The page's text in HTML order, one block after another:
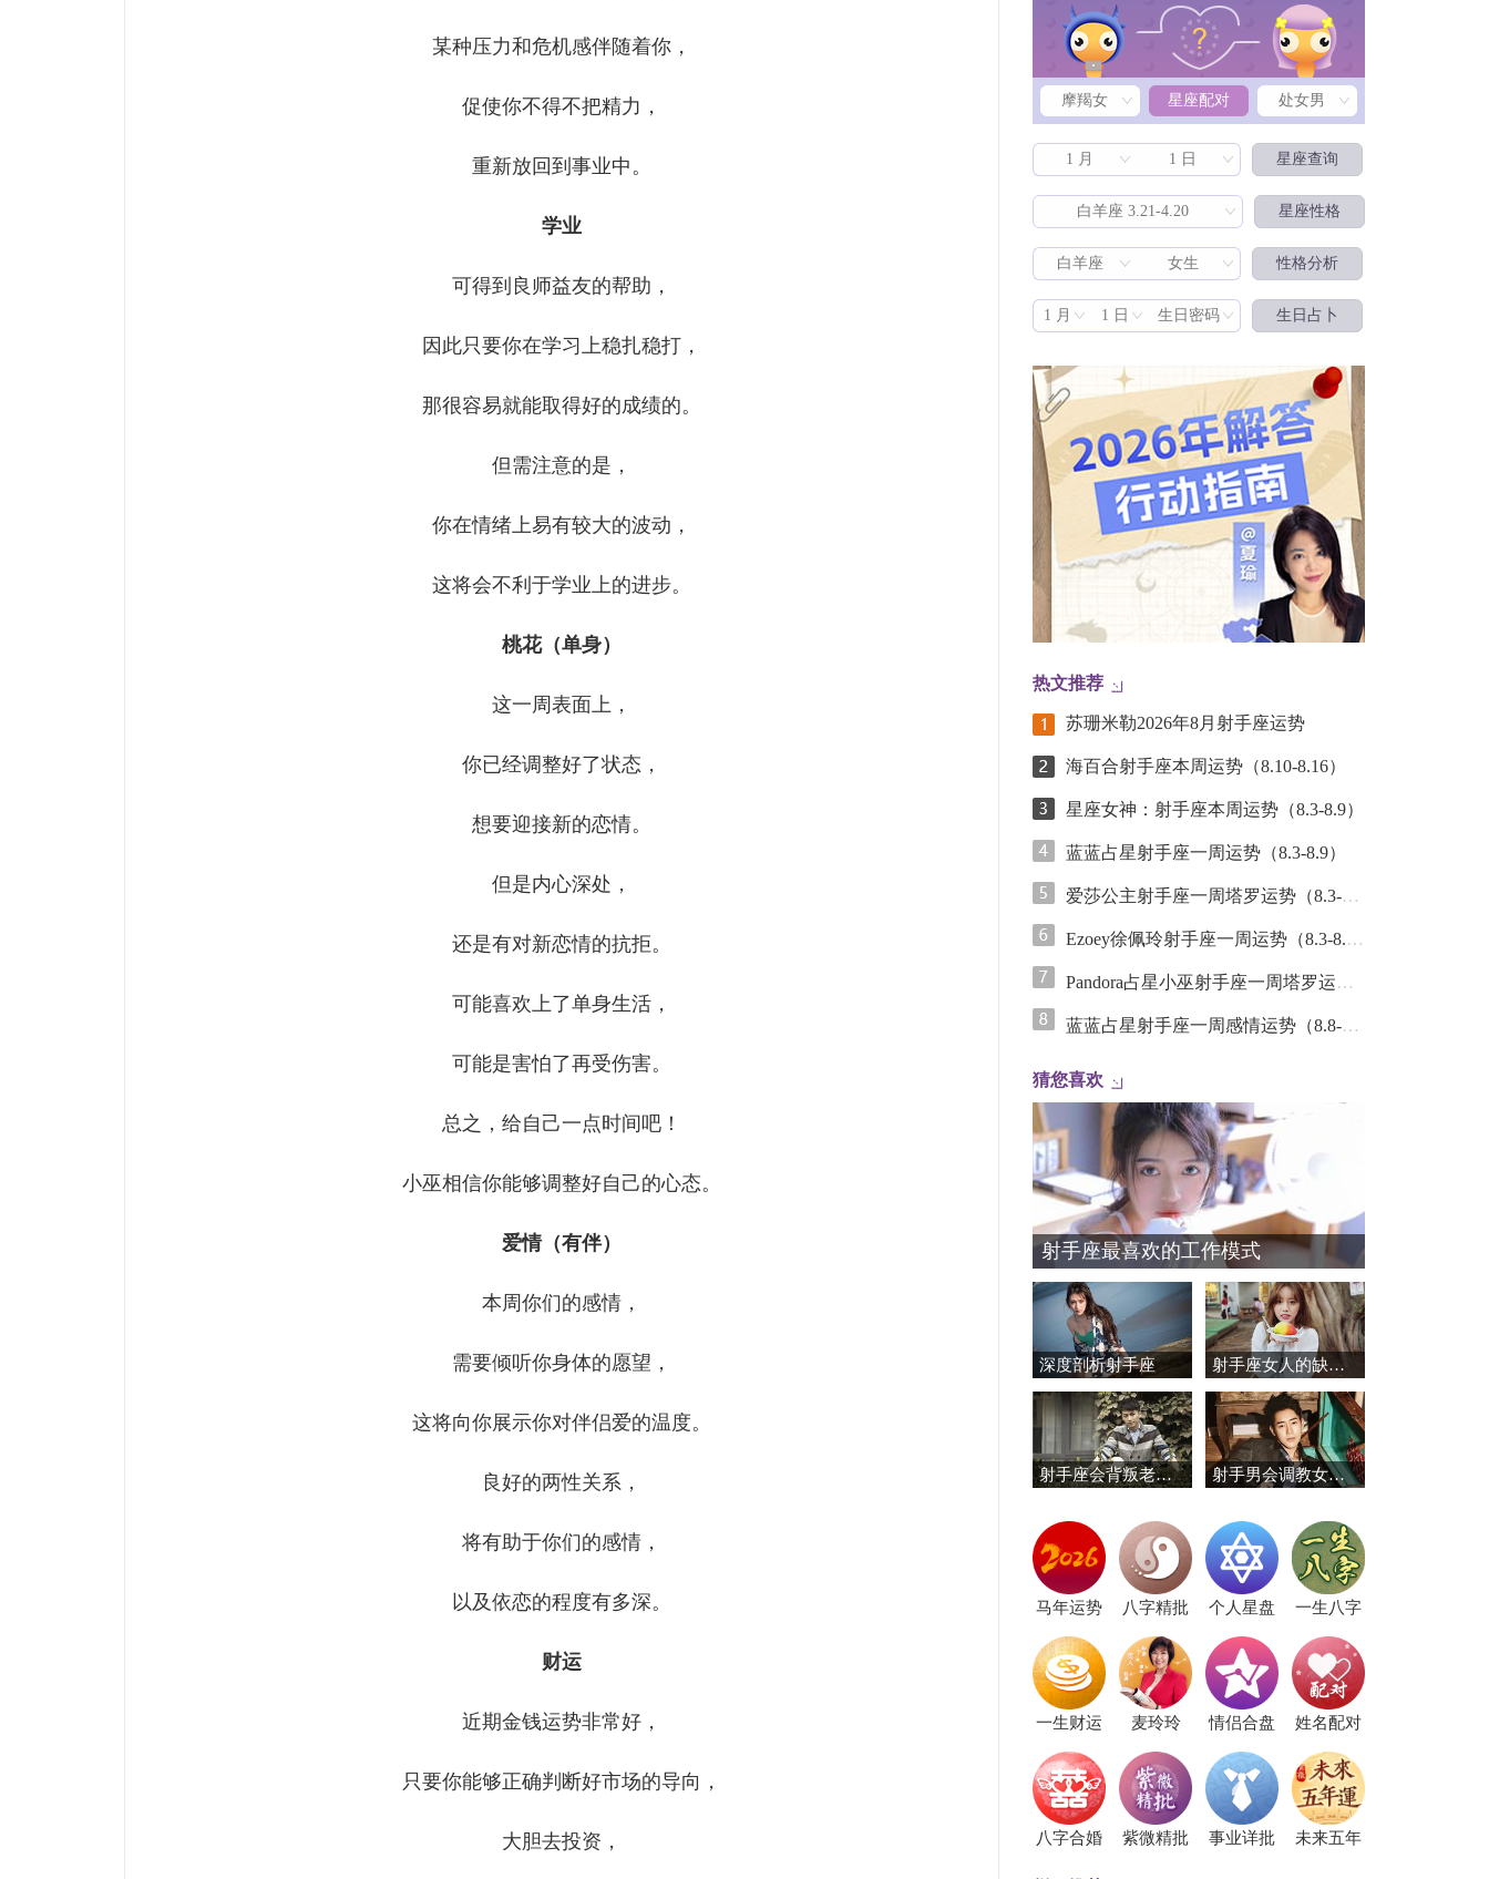
某种压力和危机感伴随着你，
促使你不得不把精力，
重新放回到事业中。
学业
可得到良师益友的帮助，
因此只要你在学习上稳扎稳打，
那很容易就能取得好的成绩的。
但需注意的是，
你在情绪上易有较大的波动，
这将会不利于学业上的进步。
桃花（单身）
这一周表面上，
你已经调整好了状态，
想要迎接新的恋情。
但是内心深处，
还是有对新恋情的抗拒。
可能喜欢上了单身生活，
可能是害怕了再受伤害。
总之，给自己一点时间吧！
小巫相信你能够调整好自己的心态。
爱情（有伴）
本周你们的感情，
需要倾听你身体的愿望，
这将向你展示你对伴侣爱的温度。
良好的两性关系，
将有助于你们的感情，
以及依恋的程度有多深。
财运
近期金钱运势非常好，
只要你能够正确判断好市场的导向，
大胆去投资，
星座配对
摩羯女 星座配对 处女男
1 月 1 日 星座查询
白羊座 3.21-4.20 星座性格
白羊座 女生 性格分析
1 月 1 日 生日密码 生日占卜
热文推荐
苏珊米勒2026年8月射手座运势
海百合射手座本周运势（8.10-8.16）
星座女神：射手座本周运势（8.3-8.9）
蓝蓝占星射手座一周运势（8.3-8.9）
爱莎公主射手座一周塔罗运势（8.3-8.9）
Ezoey徐佩玲射手座一周运势（8.3-8.9）
Pandora占星小巫射手座一周塔罗运势（8.3-8.9）
蓝蓝占星射手座一周感情运势（8.8-8.14）
猜您喜欢
射手座最喜欢的工作模式
深度剖析射手座 射手座女人的缺点，你是这样的射手女吗？
射手座会背叛老婆吗 射手男会调教女朋友吗
马年运势 八字精批 个人星盘 一生八字
一生财运 麦玲玲 情侣合盘 姓名配对
八字合婚 紫微精批 事业详批 未来五年